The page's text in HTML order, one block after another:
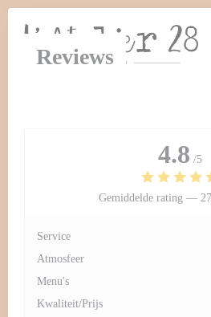
Cookies beheer paneel
Reviews
4.8 /5
Gemiddelde rating —
Service
Atmosfeer
Menu's
Kwaliteit/Prijs